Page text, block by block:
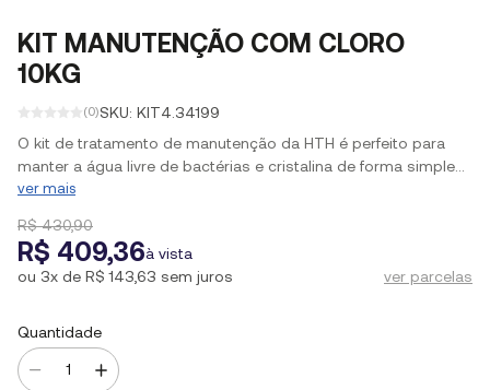
KIT MANUTENÇÃO COM CLORO
10KG
(0)SKU: KIT4.34199
O kit de tratamento de manutenção da HTH é perfeito para
manter a água livre de bactérias e cristalina de forma simples
e prática. Kit composto por 1 cloro HTH Tradicional 10kg, 1
Verde
ver mais
R$ 430,90
R$ 409,36à vista
ou 3x de R$ 143,63 sem juros ver parcelas
Quantidade